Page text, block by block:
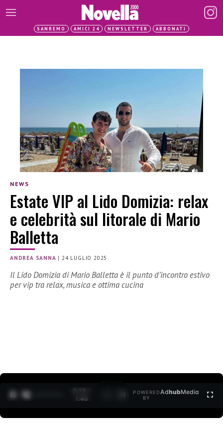
SANREMO AMICI 24 NEWSLETTER ABBONATI
NEWS
Estate VIP al Lido Domizia: relax
e celebrità sul litorale di Mario
Balletta
ANDREA SANNA |24 LUGLIO 2025
Il Lido Domizia di Mario Balletta è il punto d’incontro estivo
per vip tra relax, musica e ottima cucina
0:20 /
1:40
POWERED
BY
AdhubMedia